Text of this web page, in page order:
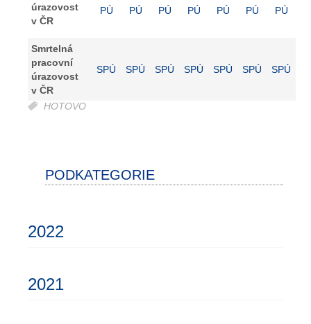
úrazovost
v ČR
PÚ PÚ PÚ PÚ PÚ PÚ PÚ
Smrtelná
pracovní
úrazovost
v ČR
SPÚ SPÚ SPÚ SPÚ SPÚ SPÚ SPÚ
HOTOVO
PODKATEGORIE
2022
2021